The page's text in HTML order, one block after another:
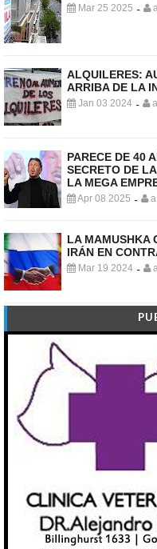
Mar 25 2025 -
ALQUILERES:
ARRIBA DE LA
Jan 03 2024 -
PARECE DE 40
SECRETO DE
LA MEGA
Apr 08 2025 -
LA MAMUSHKA
IRÁN EN
Mar 19 2024 -